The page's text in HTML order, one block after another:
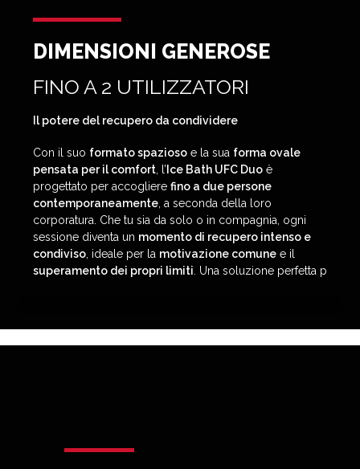
DIMENSIONI GENEROSE
FINO A 2 UTILIZZATORI
Il potere del recupero da condividere
Con il suo formato spaziosoe la sua forma ovale
pensata per il comfort, l’ Ice Bath UFC Duoè
progettato per accogliere fino a due persone
contemporaneamente, a seconda della loro
corporatura. Che tu sia da solo o in compagnia, ogni
sessione diventa un momento di recupero intenso e
condiviso, ideale per la motivazione comunee il
superamento dei propri limiti. Una soluzione perfetta p